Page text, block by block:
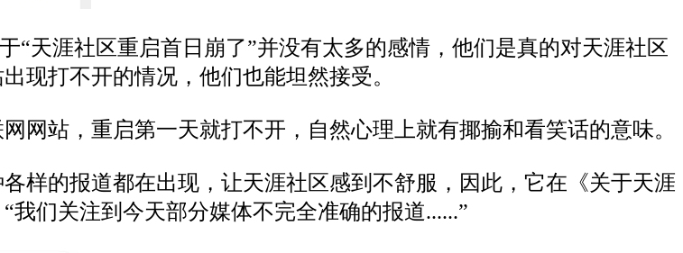
“天涯社区重启首日崩了”并没有太多的感情，他们是真的对天涯社区
现打不开的情况，他们也能坦然接受。
网站，重启第一天就打不开，自然心理上就有揶揄和看笑话的意味。
样的报道都在出现，让天涯社区感到不舒服，因此，它在《关于天涯
们关注到今天部分媒体不完全准确的报道......”